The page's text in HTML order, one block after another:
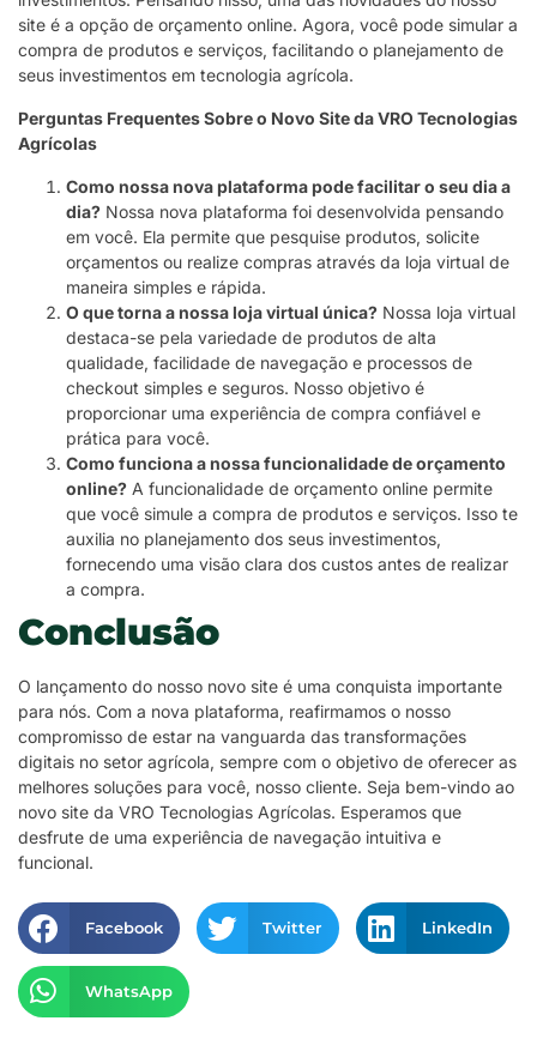
site é a opção de orçamento online. Agora, você pode simular a
compra de produtos e serviços, facilitando o planejamento de
seus investimentos em tecnologia agrícola.
Perguntas Frequentes Sobre o Novo Site da VRO Tecnologias
Agrícolas
Como nossa nova plataforma pode facilitar o seu dia a
dia? Nossa nova plataforma foi desenvolvida pensando
em você. Ela permite que pesquise produtos, solicite
orçamentos ou realize compras através da loja virtual de
maneira simples e rápida.
O que torna a nossa loja virtual única? Nossa loja virtual
destaca-se pela variedade de produtos de alta
qualidade, facilidade de navegação e processos de
checkout simples e seguros. Nosso objetivo é
proporcionar uma experiência de compra confiável e
prática para você.
Como funciona a nossa funcionalidade de orçamento
online? A funcionalidade de orçamento online permite
que você simule a compra de produtos e serviços. Isso te
auxilia no planejamento dos seus investimentos,
fornecendo uma visão clara dos custos antes de realizar
a compra.
Conclusão
O lançamento do nosso novo site é uma conquista importante
para nós. Com a nova plataforma, reafirmamos o nosso
compromisso de estar na vanguarda das transformações
digitais no setor agrícola, sempre com o objetivo de oferecer as
melhores soluções para você, nosso cliente. Seja bem-vindo ao
novo site da VRO Tecnologias Agrícolas. Esperamos que
desfrute de uma experiência de navegação intuitiva e
funcional.
Facebook Twitter LinkedIn
WhatsApp